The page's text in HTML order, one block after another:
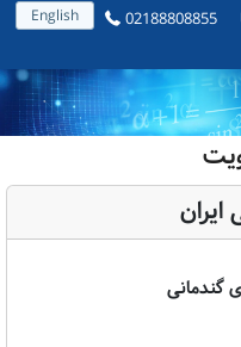
English 02188808855
گندمانی